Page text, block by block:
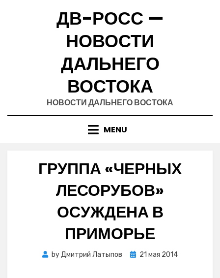
ДВ-РОСС —
НОВОСТИ
ДАЛЬНЕГО
ВОСТОКА
НОВОСТИ ДАЛЬНЕГО ВОСТОКА
MENU
ГРУППА «ЧЕРНЫХ
ЛЕСОРУБОВ»
ОСУЖДЕНА В
ПРИМОРЬЕ
byДмитрий Латыпов
Posted
21 мая 2014